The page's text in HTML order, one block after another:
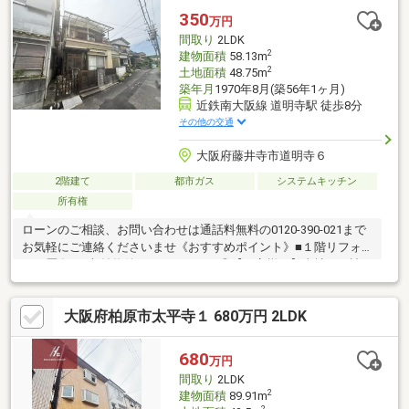
購入や住宅ローンについては、ハウスフリーダムにお任せ下さ
い。（ご来店の際は、店舗前に大型駐車場を完備しておりま
す！）
350万円
間取り 2LDK
建物面積58.13m2
土地面積48.75m2
築年月 1970年8月(築56年1ヶ月)
近鉄南大阪線 道明寺駅 徒歩8分
その他の交通
大阪府藤井寺市道明寺６
2階建て 都市ガス
システムキッチン
所有権
ローンのご相談、お問い合わせは通話料無料の0120-390-021まで
お気軽にご連絡くださいませ《おすすめポイント》■１階リフォ
事情によりインターネットに掲載されていない物件も多数取り扱
っておりますお気軽にお問い合わせくださいませ
大阪府柏原市太平寺１ 680万円 2LDK
680万円
間取り 2LDK
建物面積89.91m2